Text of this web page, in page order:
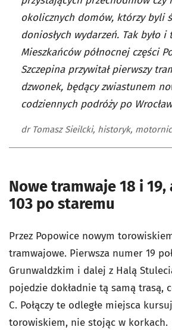
okolicznych domów, którzy byli
doniosłych wydarzeń. Tak było i
Mieszkańców północnej części
Szczepina przywitał pierwszy
dzwonek, będący zwiastunem
codziennych podróży po
dr Tomasz Sieilcki, historyk,
Nowe tramwaje 18 i
103 po staremu
Przez Popowice nowym
tramwajowe. Pierwsza numer 19
Grunwaldzkim i dalej z Halą
pojedzie dokładnie tą samą trasą,
C. Połączy te odległe miejsca
torowiskiem, nie stojąc w korkach.